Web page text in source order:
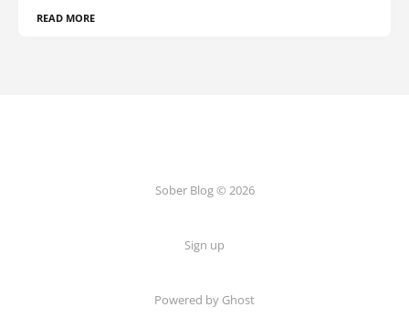
READ MORE
Sober Blog © 2026
Sign up
Powered by Ghost